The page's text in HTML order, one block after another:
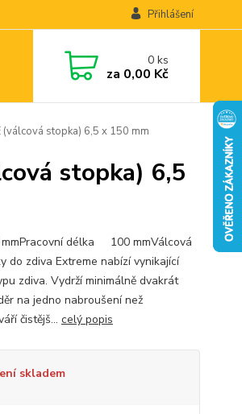
Přihlášení
0ks
za 0,00 Kč
stopka) 6,5 x 150 mm
stopka) 6,5
délka 100 mmVálcová
do zdiva Extreme nabízí vynikající
zdiva. Vydrží minimálně dvakrát
na jedno nabroušení než
čistějš... celý popis
skladem